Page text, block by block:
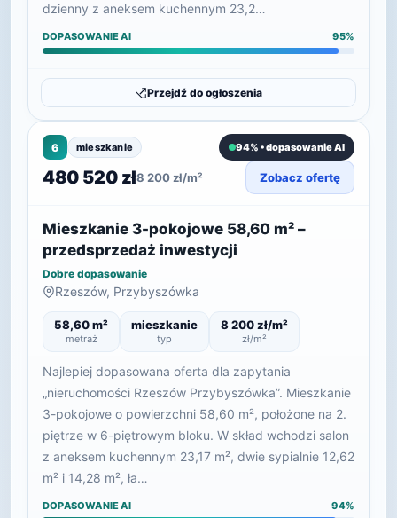
dzienny z aneksem kuchennym 23,2…
DOPASOWANIE AI 95%
Przejdź do ogłoszenia
6 mieszkanie 94% • dopasowanie AI
480 520 zł8 200 zł/m² Zobacz ofertę
Mieszkanie 3-pokojowe 58,60 m² –
przedsprzedaż inwestycji
Dobre dopasowanie
Rzeszów, Przybyszówka
58,60 m²
metraż
mieszkanie
typ
8 200 zł/m²
zł/m²
Najlepiej dopasowana oferta dla zapytania
„nieruchomości Rzeszów Przybyszówka”. Mieszkanie
3-pokojowe o powierzchni 58,60 m², położone na 2.
piętrze w 6-piętrowym bloku. W skład wchodzi salon
z aneksem kuchennym 23,17 m², dwie sypialnie 12,62
m² i 14,28 m², ła…
DOPASOWANIE AI 94%